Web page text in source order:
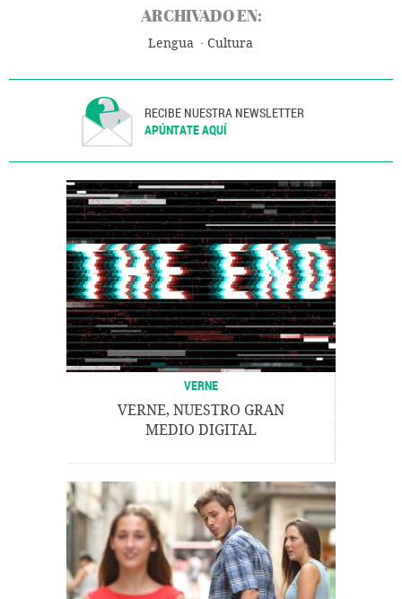
ARCHIVADO EN:
Lengua Cultura
RECIBE NUESTRA NEWSLETTER
APÚNTATE AQUÍ
VERNE
VERNE, NUESTRO GRAN
MEDIO DIGITAL